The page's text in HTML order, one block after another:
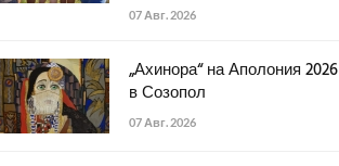
07 Авг. 2026
„Ахинора“ на Аполония 2026
в Созопол
07 Авг. 2026